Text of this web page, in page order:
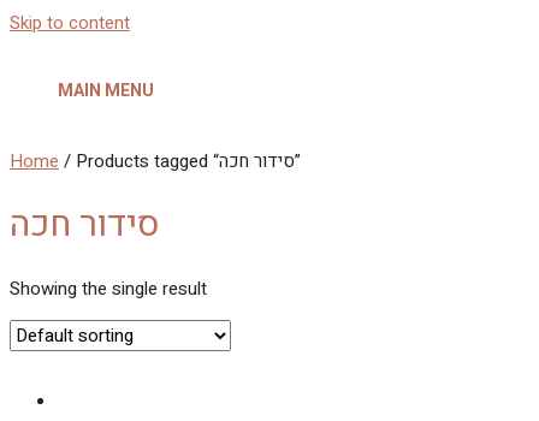
Skip to content
MAIN MENU
Home / Products tagged “סידור חכה”
סידור חכה
Showing the single result